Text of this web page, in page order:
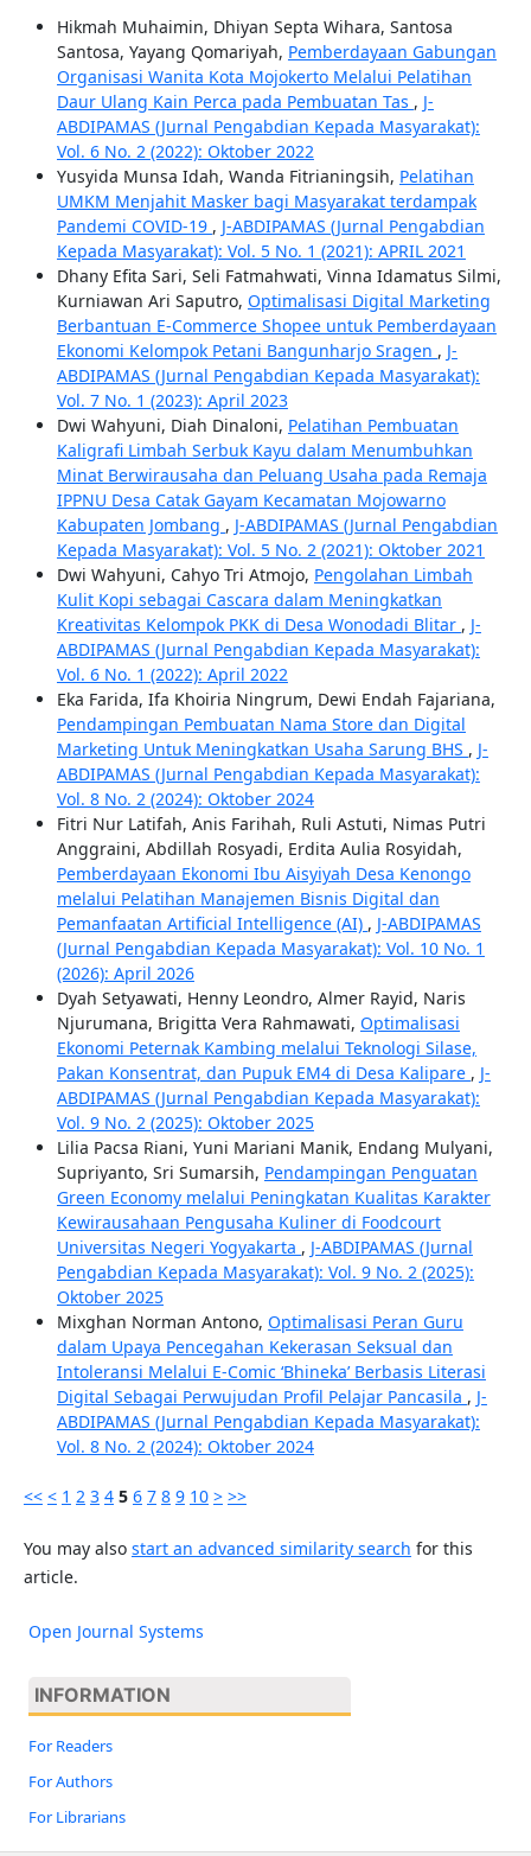
Hikmah Muhaimin, Dhiyan Septa Wihara, Santosa
Santosa, Yayang Qomariyah, Pemberdayaan Gabungan
Organisasi Wanita Kota Mojokerto Melalui Pelatihan
Daur Ulang Kain Perca pada Pembuatan Tas , J-
ABDIPAMAS (Jurnal Pengabdian Kepada Masyarakat):
Vol. 6 No. 2 (2022): Oktober 2022
Yusyida Munsa Idah, Wanda Fitrianingsih, Pelatihan
UMKM Menjahit Masker bagi Masyarakat terdampak
Pandemi COVID-19 , J-ABDIPAMAS (Jurnal Pengabdian
Kepada Masyarakat): Vol. 5 No. 1 (2021): APRIL 2021
Dhany Efita Sari, Seli Fatmahwati, Vinna Idamatus Silmi,
Kurniawan Ari Saputro, Optimalisasi Digital Marketing
Berbantuan E-Commerce Shopee untuk Pemberdayaan
Ekonomi Kelompok Petani Bangunharjo Sragen , J-
ABDIPAMAS (Jurnal Pengabdian Kepada Masyarakat):
Vol. 7 No. 1 (2023): April 2023
Dwi Wahyuni, Diah Dinaloni, Pelatihan Pembuatan
Kaligrafi Limbah Serbuk Kayu dalam Menumbuhkan
Minat Berwirausaha dan Peluang Usaha pada Remaja
IPPNU Desa Catak Gayam Kecamatan Mojowarno
Kabupaten Jombang , J-ABDIPAMAS (Jurnal Pengabdian
Kepada Masyarakat): Vol. 5 No. 2 (2021): Oktober 2021
Dwi Wahyuni, Cahyo Tri Atmojo, Pengolahan Limbah
Kulit Kopi sebagai Cascara dalam Meningkatkan
Kreativitas Kelompok PKK di Desa Wonodadi Blitar , J-
ABDIPAMAS (Jurnal Pengabdian Kepada Masyarakat):
Vol. 6 No. 1 (2022): April 2022
Eka Farida, Ifa Khoiria Ningrum, Dewi Endah Fajariana,
Pendampingan Pembuatan Nama Store dan Digital
Marketing Untuk Meningkatkan Usaha Sarung BHS , J-
ABDIPAMAS (Jurnal Pengabdian Kepada Masyarakat):
Vol. 8 No. 2 (2024): Oktober 2024
Fitri Nur Latifah, Anis Farihah, Ruli Astuti, Nimas Putri
Anggraini, Abdillah Rosyadi, Erdita Aulia Rosyidah,
Pemberdayaan Ekonomi Ibu Aisyiyah Desa Kenongo
melalui Pelatihan Manajemen Bisnis Digital dan
Pemanfaatan Artificial Intelligence (AI) , J-ABDIPAMAS
(Jurnal Pengabdian Kepada Masyarakat): Vol. 10 No. 1
(2026): April 2026
Dyah Setyawati, Henny Leondro, Almer Rayid, Naris
Njurumana, Brigitta Vera Rahmawati, Optimalisasi
Ekonomi Peternak Kambing melalui Teknologi Silase,
Pakan Konsentrat, dan Pupuk EM4 di Desa Kalipare , J-
ABDIPAMAS (Jurnal Pengabdian Kepada Masyarakat):
Vol. 9 No. 2 (2025): Oktober 2025
Lilia Pacsa Riani, Yuni Mariani Manik, Endang Mulyani,
Supriyanto, Sri Sumarsih, Pendampingan Penguatan
Green Economy melalui Peningkatan Kualitas Karakter
Kewirausahaan Pengusaha Kuliner di Foodcourt
Universitas Negeri Yogyakarta , J-ABDIPAMAS (Jurnal
Pengabdian Kepada Masyarakat): Vol. 9 No. 2 (2025):
Oktober 2025
Mixghan Norman Antono, Optimalisasi Peran Guru
dalam Upaya Pencegahan Kekerasan Seksual dan
Intoleransi Melalui E-Comic ‘Bhineka’ Berbasis Literasi
Digital Sebagai Perwujudan Profil Pelajar Pancasila , J-
ABDIPAMAS (Jurnal Pengabdian Kepada Masyarakat):
Vol. 8 No. 2 (2024): Oktober 2024
<< < 1 2 3 4 5 6 7 8 9 10 > >>
You may also start an advanced similarity search for this
article.
Open Journal Systems
INFORMATION
For Readers
For Authors
For Librarians